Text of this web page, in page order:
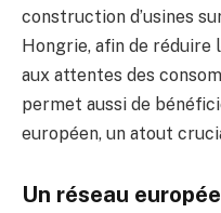
construction d’usines
Hongrie, afin de
aux attentes des
permet aussi de
européen, un atout
Un réseau